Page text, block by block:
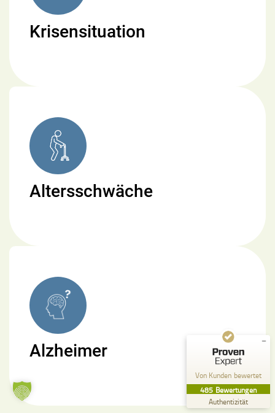
Krisensituation
Altersschwäche
Alzheimer
Von Kunden bewertet
485 Bewertungen
Authentizität
357
Bewertungen auf
ProvenExpert.com
Blick aufs ProvenExpert-Profil werfen
26.07.2026